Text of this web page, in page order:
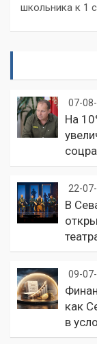
школьника к 1
07-
На
22-
В
09-
как
в